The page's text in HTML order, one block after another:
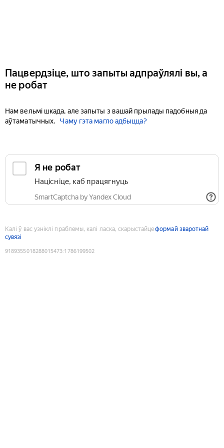
Пацвердзіце, што запыты адпраўлялі вы, а
не робат
Нам вельмі шкада, але запыты з вашай прылады падобныя да
аўтаматычных.
Чаму гэта магло адбыцца?
Я не робат
Націсніце, каб працягнуць
SmartCaptcha by Yandex Cloud
Калі ў вас узніклі праблемы, калі ласка, скарыстайцеформай зваротнай
сувязі
9189355018288015473:1786199502